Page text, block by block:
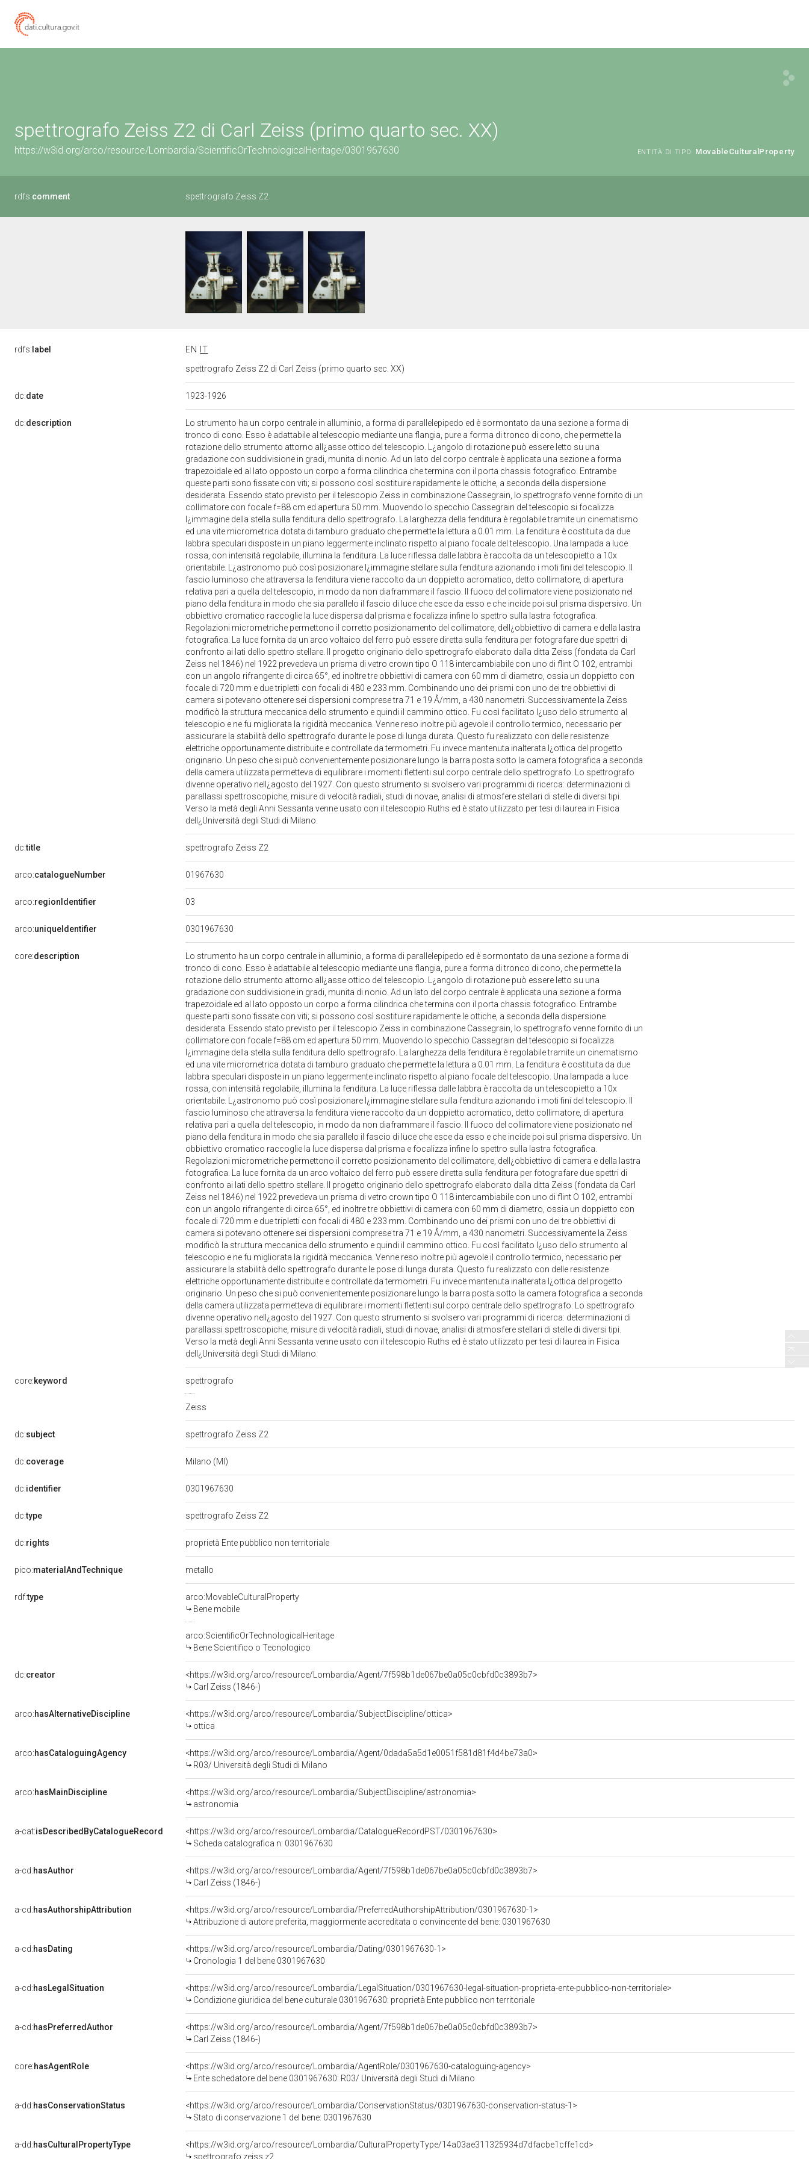
spettrografo Zeiss Z2 di Carl Zeiss (primo quarto sec. XX)
https://w3id.org/arco/resource/Lombardia/ScientificOrTechnologicalHeritage/0301967630 ENTITÀ DI TIPO: MovableCulturalProperty
rdfs:comment spettrografo Zeiss Z2
rdfs: label EN
IT
spettrografo Zeiss Z2 di Carl Zeiss (primo quarto sec. XX)
dc:date 1923-1926
dc:description
Lo strumento ha un corpo centrale in alluminio, a forma di parallelepipedo ed è sormontato da una sezione a forma di
tronco di cono. Esso è adattabile al telescopio mediante una flangia, pure a forma di tronco di cono, che permette la
rotazione dello strumento attorno all¿asse ottico del telescopio. L¿angolo di rotazione può essere letto su una
gradazione con suddivisione in gradi, munita di nonio. Ad un lato del corpo centrale è applicata una sezione a forma
trapezoidale ed al lato opposto un corpo a forma cilindrica che termina con il porta chassis fotografico. Entrambe
queste parti sono fissate con viti; si possono così sostituire rapidamente le ottiche, a seconda della dispersione
desiderata. Essendo stato previsto per il telescopio Zeiss in combinazione Cassegrain, lo spettrografo venne fornito di un
collimatore con focale f=88 cm ed apertura 50 mm. Muovendo lo specchio Cassegrain del telescopio si focalizza
l¿immagine della stella sulla fenditura dello spettrografo. La larghezza della fenditura è regolabile tramite un cinematismo
ed una vite micrometrica dotata di tamburo graduato che permette la lettura a 0.01 mm. La fenditura è costituita da due
labbra speculari disposte in un piano leggermente inclinato rispetto al piano focale del telescopio. Una lampada a luce
rossa, con intensità regolabile, illumina la fenditura. La luce riflessa dalle labbra è raccolta da un telescopietto a 10x
orientabile. L¿astronomo può così posizionare l¿immagine stellare sulla fenditura azionando i moti fini del telescopio. Il
fascio luminoso che attraversa la fenditura viene raccolto da un doppietto acromatico, detto collimatore, di apertura
relativa pari a quella del telescopio, in modo da non diaframmare il fascio. Il fuoco del collimatore viene posizionato nel
piano della fenditura in modo che sia parallelo il fascio di luce che esce da esso e che incide poi sul prisma dispersivo. Un
obbiettivo cromatico raccoglie la luce dispersa dal prisma e focalizza infine lo spettro sulla lastra fotografica.
Regolazioni micrometriche permettono il corretto posizionamento del collimatore, dell¿obbiettivo di camera e della lastra
fotografica. La luce fornita da un arco voltaico del ferro può essere diretta sulla fenditura per fotografare due spettri di
confronto ai lati dello spettro stellare. Il progetto originario dello spettrografo elaborato dalla ditta Zeiss (fondata da Carl
Zeiss nel 1846) nel 1922 prevedeva un prisma di vetro crown tipo O 118 intercambiabile con uno di flint O 102, entrambi
con un angolo rifrangente di circa 65°, ed inoltre tre obbiettivi di camera con 60 mm di diametro, ossia un doppietto con
focale di 720 mm e due tripletti con focali di 480 e 233 mm. Combinando uno dei prismi con uno dei tre obbiettivi di
camera si potevano ottenere sei dispersioni comprese tra 71 e 19 Å/mm, a 430 nanometri. Successivamente la Zeiss
modificò la struttura meccanica dello strumento e quindi il cammino ottico. Fu così facilitato l¿uso dello strumento al
telescopio e ne fu migliorata la rigidità meccanica. Venne reso inoltre più agevole il controllo termico, necessario per
assicurare la stabilità dello spettrografo durante le pose di lunga durata. Questo fu realizzato con delle resistenze
elettriche opportunamente distribuite e controllate da termometri. Fu invece mantenuta inalterata l¿ottica del progetto
originario. Un peso che si può convenientemente posizionare lungo la barra posta sotto la camera fotografica a seconda
della camera utilizzata permetteva di equilibrare i momenti flettenti sul corpo centrale dello spettrografo. Lo spettrografo
divenne operativo nell¿agosto del 1927. Con questo strumento si svolsero vari programmi di ricerca: determinazioni di
parallassi spettroscopiche, misure di velocità radiali, studi di novae, analisi di atmosfere stellari di stelle di diversi tipi.
Verso la metà degli Anni Sessanta venne usato con il telescopio Ruths ed è stato utilizzato per tesi di laurea in Fisica
dell¿Università degli Studi di Milano.
dc:title spettrografo Zeiss Z2
arco:catalogueNumber 01967630
arco:regionIdentifier 03
arco:uniqueIdentifier 0301967630
core:description
Lo strumento ha un corpo centrale in alluminio, a forma di parallelepipedo ed è sormontato da una sezione a forma di
tronco di cono. Esso è adattabile al telescopio mediante una flangia, pure a forma di tronco di cono, che permette la
rotazione dello strumento attorno all¿asse ottico del telescopio. L¿angolo di rotazione può essere letto su una
gradazione con suddivisione in gradi, munita di nonio. Ad un lato del corpo centrale è applicata una sezione a forma
trapezoidale ed al lato opposto un corpo a forma cilindrica che termina con il porta chassis fotografico. Entrambe
queste parti sono fissate con viti; si possono così sostituire rapidamente le ottiche, a seconda della dispersione
desiderata. Essendo stato previsto per il telescopio Zeiss in combinazione Cassegrain, lo spettrografo venne fornito di un
collimatore con focale f=88 cm ed apertura 50 mm. Muovendo lo specchio Cassegrain del telescopio si focalizza
l¿immagine della stella sulla fenditura dello spettrografo. La larghezza della fenditura è regolabile tramite un cinematismo
ed una vite micrometrica dotata di tamburo graduato che permette la lettura a 0.01 mm. La fenditura è costituita da due
labbra speculari disposte in un piano leggermente inclinato rispetto al piano focale del telescopio. Una lampada a luce
rossa, con intensità regolabile, illumina la fenditura. La luce riflessa dalle labbra è raccolta da un telescopietto a 10x
orientabile. L¿astronomo può così posizionare l¿immagine stellare sulla fenditura azionando i moti fini del telescopio. Il
fascio luminoso che attraversa la fenditura viene raccolto da un doppietto acromatico, detto collimatore, di apertura
relativa pari a quella del telescopio, in modo da non diaframmare il fascio. Il fuoco del collimatore viene posizionato nel
piano della fenditura in modo che sia parallelo il fascio di luce che esce da esso e che incide poi sul prisma dispersivo. Un
obbiettivo cromatico raccoglie la luce dispersa dal prisma e focalizza infine lo spettro sulla lastra fotografica.
Regolazioni micrometriche permettono il corretto posizionamento del collimatore, dell¿obbiettivo di camera e della lastra
fotografica. La luce fornita da un arco voltaico del ferro può essere diretta sulla fenditura per fotografare due spettri di
confronto ai lati dello spettro stellare. Il progetto originario dello spettrografo elaborato dalla ditta Zeiss (fondata da Carl
Zeiss nel 1846) nel 1922 prevedeva un prisma di vetro crown tipo O 118 intercambiabile con uno di flint O 102, entrambi
con un angolo rifrangente di circa 65°, ed inoltre tre obbiettivi di camera con 60 mm di diametro, ossia un doppietto con
focale di 720 mm e due tripletti con focali di 480 e 233 mm. Combinando uno dei prismi con uno dei tre obbiettivi di
camera si potevano ottenere sei dispersioni comprese tra 71 e 19 Å/mm, a 430 nanometri. Successivamente la Zeiss
modificò la struttura meccanica dello strumento e quindi il cammino ottico. Fu così facilitato l¿uso dello strumento al
telescopio e ne fu migliorata la rigidità meccanica. Venne reso inoltre più agevole il controllo termico, necessario per
assicurare la stabilità dello spettrografo durante le pose di lunga durata. Questo fu realizzato con delle resistenze
elettriche opportunamente distribuite e controllate da termometri. Fu invece mantenuta inalterata l¿ottica del progetto
originario. Un peso che si può convenientemente posizionare lungo la barra posta sotto la camera fotografica a seconda
della camera utilizzata permetteva di equilibrare i momenti flettenti sul corpo centrale dello spettrografo. Lo spettrografo
divenne operativo nell¿agosto del 1927. Con questo strumento si svolsero vari programmi di ricerca: determinazioni di
parallassi spettroscopiche, misure di velocità radiali, studi di novae, analisi di atmosfere stellari di stelle di diversi tipi.
Verso la metà degli Anni Sessanta venne usato con il telescopio Ruths ed è stato utilizzato per tesi di laurea in Fisica
dell¿Università degli Studi di Milano.
core:keyword spettrografo
Zeiss
dc:subject spettrografo Zeiss Z2
dc:coverage Milano (MI)
dc:identifier 0301967630
dc:type spettrografo Zeiss Z2
dc:rights proprietà Ente pubblico non territoriale
pico:materialAndTechnique metallo
rdf:type
arco:MovableCulturalProperty
Bene mobile
arco:ScientificOrTechnologicalHeritage
Bene Scientifico o Tecnologico
dc:creator
<https://w3id.org/arco/resource/Lombardia/Agent/7f598b1de067be0a05c0cbfd0c3893b7>
Carl Zeiss (1846-)
arco:hasAlternativeDiscipline
<https://w3id.org/arco/resource/Lombardia/SubjectDiscipline/ottica>
ottica
arco:hasCataloguingAgency
<https://w3id.org/arco/resource/Lombardia/Agent/0dada5a5d1e0051f581d81f4d4be73a0>
R03/ Università degli Studi di Milano
arco:hasMainDiscipline
<https://w3id.org/arco/resource/Lombardia/SubjectDiscipline/astronomia>
astronomia
a-cat:isDescribedByCatalogueRecord
<https://w3id.org/arco/resource/Lombardia/CatalogueRecordPST/0301967630>
Scheda catalografica n: 0301967630
a-cd:hasAuthor
<https://w3id.org/arco/resource/Lombardia/Agent/7f598b1de067be0a05c0cbfd0c3893b7>
Carl Zeiss (1846-)
a-cd:hasAuthorshipAttribution
<https://w3id.org/arco/resource/Lombardia/PreferredAuthorshipAttribution/0301967630-1>
Attribuzione di autore preferita, maggiormente accreditata o convincente del bene: 0301967630
a-cd:hasDating
<https://w3id.org/arco/resource/Lombardia/Dating/0301967630-1>
Cronologia 1 del bene 0301967630
a-cd:hasLegalSituation
<https://w3id.org/arco/resource/Lombardia/LegalSituation/0301967630-legal-situation-proprieta-ente-pubblico-non-territoriale>
Condizione giuridica del bene culturale 0301967630: proprietà Ente pubblico non territoriale
a-cd:hasPreferredAuthor
<https://w3id.org/arco/resource/Lombardia/Agent/7f598b1de067be0a05c0cbfd0c3893b7>
Carl Zeiss (1846-)
core:hasAgentRole
<https://w3id.org/arco/resource/Lombardia/AgentRole/0301967630-cataloguing-agency>
Ente schedatore del bene 0301967630: R03/ Università degli Studi di Milano
a-dd:hasConservationStatus
<https://w3id.org/arco/resource/Lombardia/ConservationStatus/0301967630-conservation-status-1>
Stato di conservazione 1 del bene: 0301967630
a-dd:hasCulturalPropertyType
<https://w3id.org/arco/resource/Lombardia/CulturalPropertyType/14a03ae311325934d7dfacbe1cffe1cd>
spettrografo zeiss z2